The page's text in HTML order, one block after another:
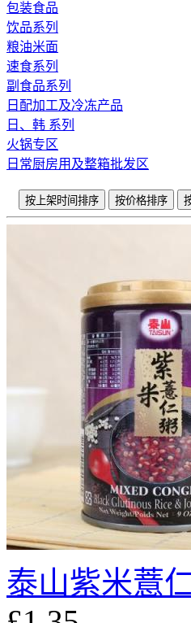
包装食品
饮品系列
粮油米面
速食系列
副食品系列
日配加工及冷冻产品
日、韩 系列
火锅专区
日常厨房用及整箱批发区
按上架时间排序 按价格排序
泰山紫米薏